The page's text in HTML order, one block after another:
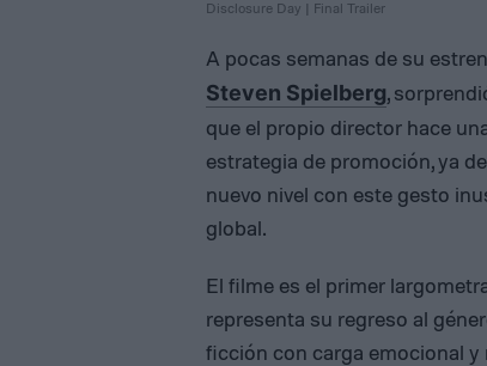
Disclosure Day | Final Trailer
A pocas semanas de su
Steven Spielberg,
que el propio director hace
estrategia de promoción, ya
nuevo nivel con este gesto
global.
El filme es el primer
representa su regreso al
ficción con carga emocional